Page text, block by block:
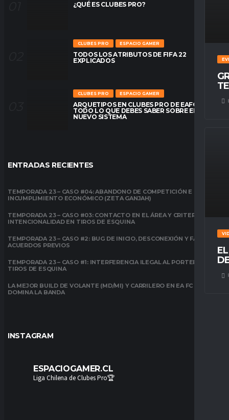
¿QUÉ ES CLUBES PRO?
CLUBES PRO ESPACIO GAMER
TODOS LOS ATRIBUTOS DE FIFA 22
EXPLICADOS
CLUBES PRO ESPACIO GAMER
ARQUETIPOS EN CLUBES PRO DE EAFC26:
TODO LO QUE DEBES SABER SOBRE EL
NUEVO SISTEMA
ENTRADAS RECIENTES
TEMPORADA 23 – CASO #04: ABANDONO DE COMPETICIÓN E
INCUMPLIMIENTO ECONÓMICO (ZETA GANJAH)
TEMPORADA 23 – CASO #03: CONTACTO EN EL ÁREA Y CRITERIO DE
INTENCIONALIDAD EN TIROS DE ESQUINA
TEMPORADA 23 – CASO #2: BUG DE INICIO, DESCONEXIÓN Y FALTA DE
ACUERDOS PREVIOS
TEMPORADA 23 – CASO #1: INTERFERENCIA ILEGAL AL PORTERO EN
TIROS DE ESQUINA
LA MEJOR BUILD DE VOLANTE (MD/MI) Y CARRILERO EN EA FC 26:
DOMINA LA BANDA
INSTAGRAM
ESPACIOGAMER.CL
Liga Chilena de Clubes Pro🏆